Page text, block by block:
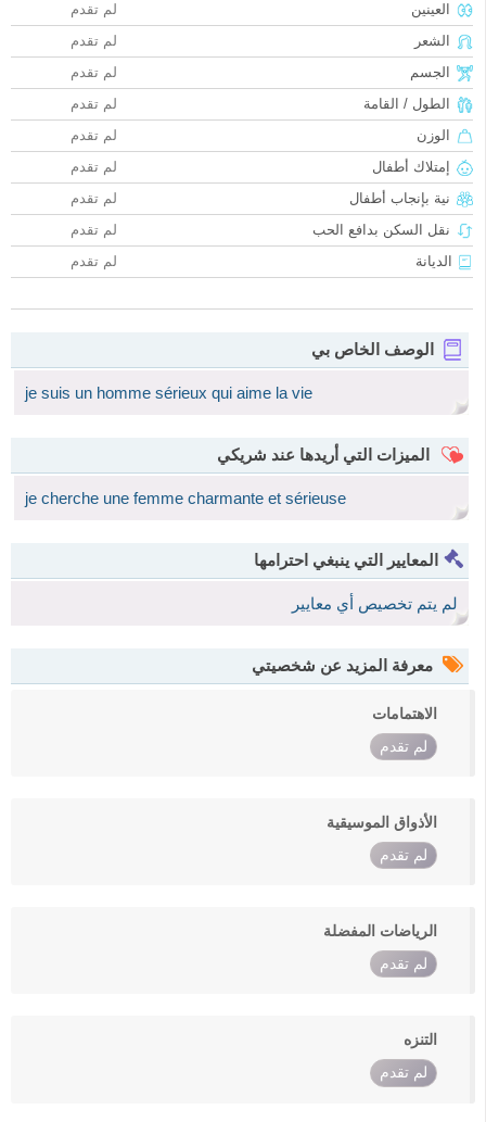
العينين
لم تقدم
الشعر
لم تقدم
الجسم
لم تقدم
الطول / القامة
لم تقدم
الوزن
لم تقدم
إمتلاك أطفال
لم تقدم
نية بإنجاب أطفال
لم تقدم
نقل السكن بدافع الحب
لم تقدم
الديانة
لم تقدم
الوصف الخاص بي
je suis un homme sérieux qui aime la vie
الميزات التي أريدها عند شريكي
je cherche une femme charmante et sérieuse
المعايير التي ينبغي احترامها
لم يتم تخصيص أي معايير
معرفة المزيد عن شخصيتي
الاهتمامات
لم تقدم
الأذواق الموسيقية
لم تقدم
الرياضات المفضلة
لم تقدم
التنزه
لم تقدم